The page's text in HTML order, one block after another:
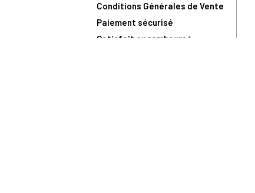
Conditions Générales de Vente
Paiement sécurisé
Satisfait ou remboursé